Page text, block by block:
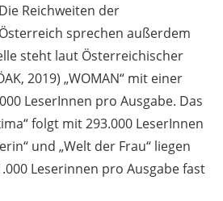
Die Reichweiten der
sprechen außerdem
steht laut Österreichischer
2019) „WOMAN“ mit einer
000 LeserInnen pro Ausgabe. Das
folgt mit 293.000 LeserInnen
und „Welt der Frau“ liegen
.000 Leserinnen pro Ausgabe fast